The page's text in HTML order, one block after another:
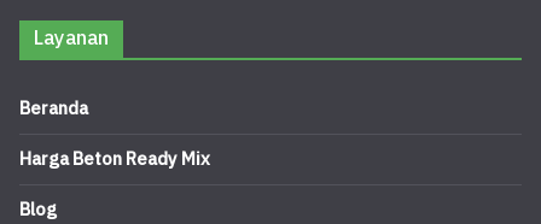
Layanan
Beranda
Harga Beton Ready Mix
Blog